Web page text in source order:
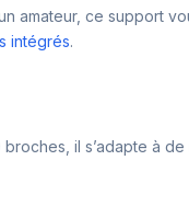
amateur, ce support
intégrés.
il s’adapte à